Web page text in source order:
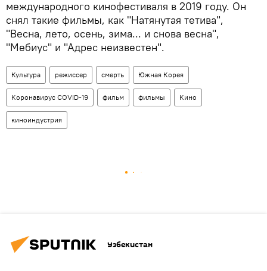
международного кинофестиваля в 2019 году. Он
снял такие фильмы, как "Натянутая тетива",
"Весна, лето, осень, зима... и снова весна",
"Мебиус" и "Адрес неизвестен".
Культура режиссер смерть Южная Корея
Коронавирус COVID-19 фильм фильмы Кино
киноиндустрия
Узбекистан